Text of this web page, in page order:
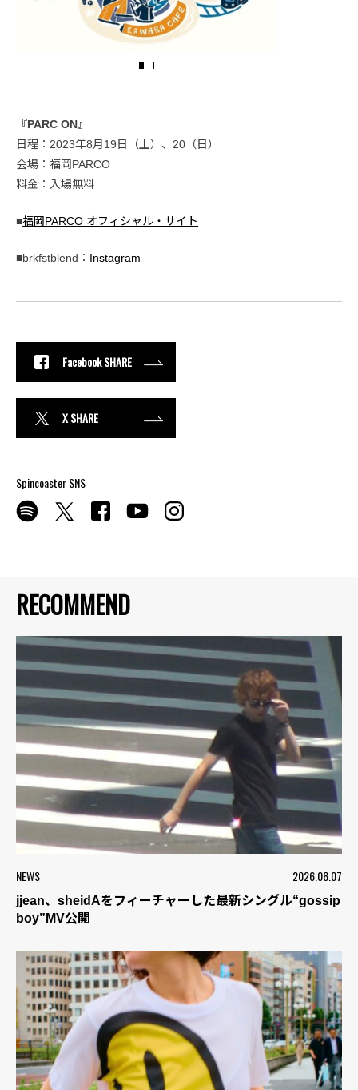
RECOMMEND
NEWS 2026.08.07
jjean、sheidAをフィーチャーした最新シングル“gossip
boy”MV公開
『PARC ON』
日程：2023年8月19日（土）、20（日）
会場：福岡PARCO
料金：入場無料
■福岡PARCO オフィシャル・サイト
■brkfstblend： Instagram
Facebook SHARE
X SHARE
Spincoaster SNS